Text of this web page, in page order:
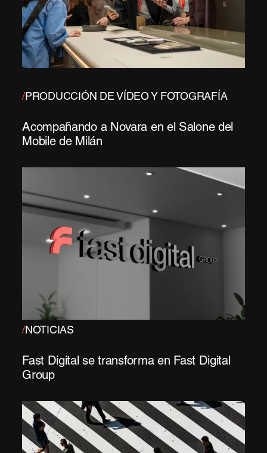
/PRODUCCIÓN DE VÍDEO Y FOTOGRAFÍA
Acompañando a Novara en el Salone del
Mobile de Milán
/NOTICIAS
Fast Digital se transforma en Fast Digital
Group